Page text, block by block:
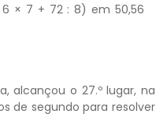
6 × 7 + 72 : 8) em 50,56
alcançou o 27.º lugar, na
de segundo para resolver